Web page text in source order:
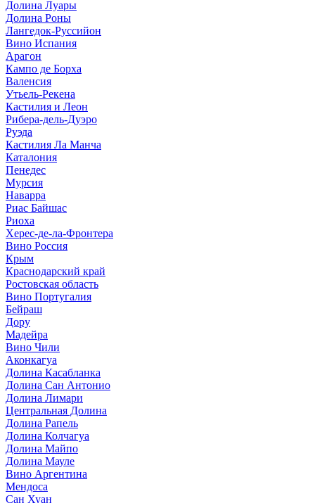
Долина Луары
Долина Роны
Лангедок-Руссийон
Вино Испания
Арагон
Кампо де Борха
Валенсия
Утьель-Рекена
Кастилия и Леон
Рибера-дель-Дуэро
Руэда
Кастилия Ла Манча
Каталония
Пенедес
Мурсия
Наварра
Риас Байшас
Риоха
Херес-де-ла-Фронтера
Вино Россия
Крым
Краснодарский край
Ростовская область
Вино Португалия
Бейраш
Дору
Мадейра
Вино Чили
Аконкагуа
Долина Касабланка
Долина Сан Антонио
Долина Лимари
Центральная Долина
Долина Рапель
Долина Колчагуа
Долина Майпо
Долина Мауле
Вино Аргентина
Мендоса
Сан Хуан